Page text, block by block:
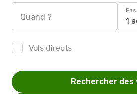
Quand ? 1
Vols directs
Rechercher des